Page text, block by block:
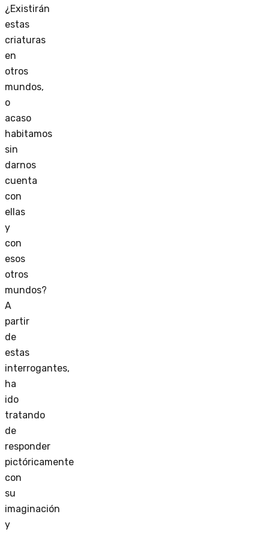
¿Existirán
estas
criaturas
en
otros
mundos,
o
acaso
habitamos
sin
darnos
cuenta
con
ellas
y
con
esos
otros
mundos?
A
partir
de
estas
interrogantes,
ha
ido
tratando
de
responder
pictóricamente
con
su
imaginación
y